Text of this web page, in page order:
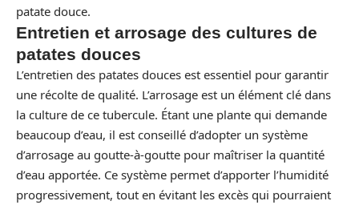
patate douce.
Entretien et arrosage des cultures de
patates douces
L’entretien des patates douces est essentiel pour garantir
une récolte de qualité. L’arrosage est un élément clé dans
la culture de ce tubercule. Étant une plante qui demande
beaucoup d’eau, il est conseillé d’adopter un système
d’arrosage au goutte-à-goutte pour maîtriser la quantité
d’eau apportée. Ce système permet d’apporter l’humidité
progressivement, tout en évitant les excès qui pourraient